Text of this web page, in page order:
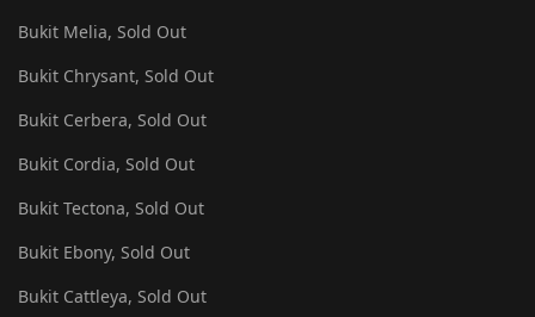
Bukit Melia, Sold Out
Bukit Chrysant, Sold Out
Bukit Cerbera, Sold Out
Bukit Cordia, Sold Out
Bukit Tectona, Sold Out
Bukit Ebony, Sold Out
Bukit Cattleya, Sold Out